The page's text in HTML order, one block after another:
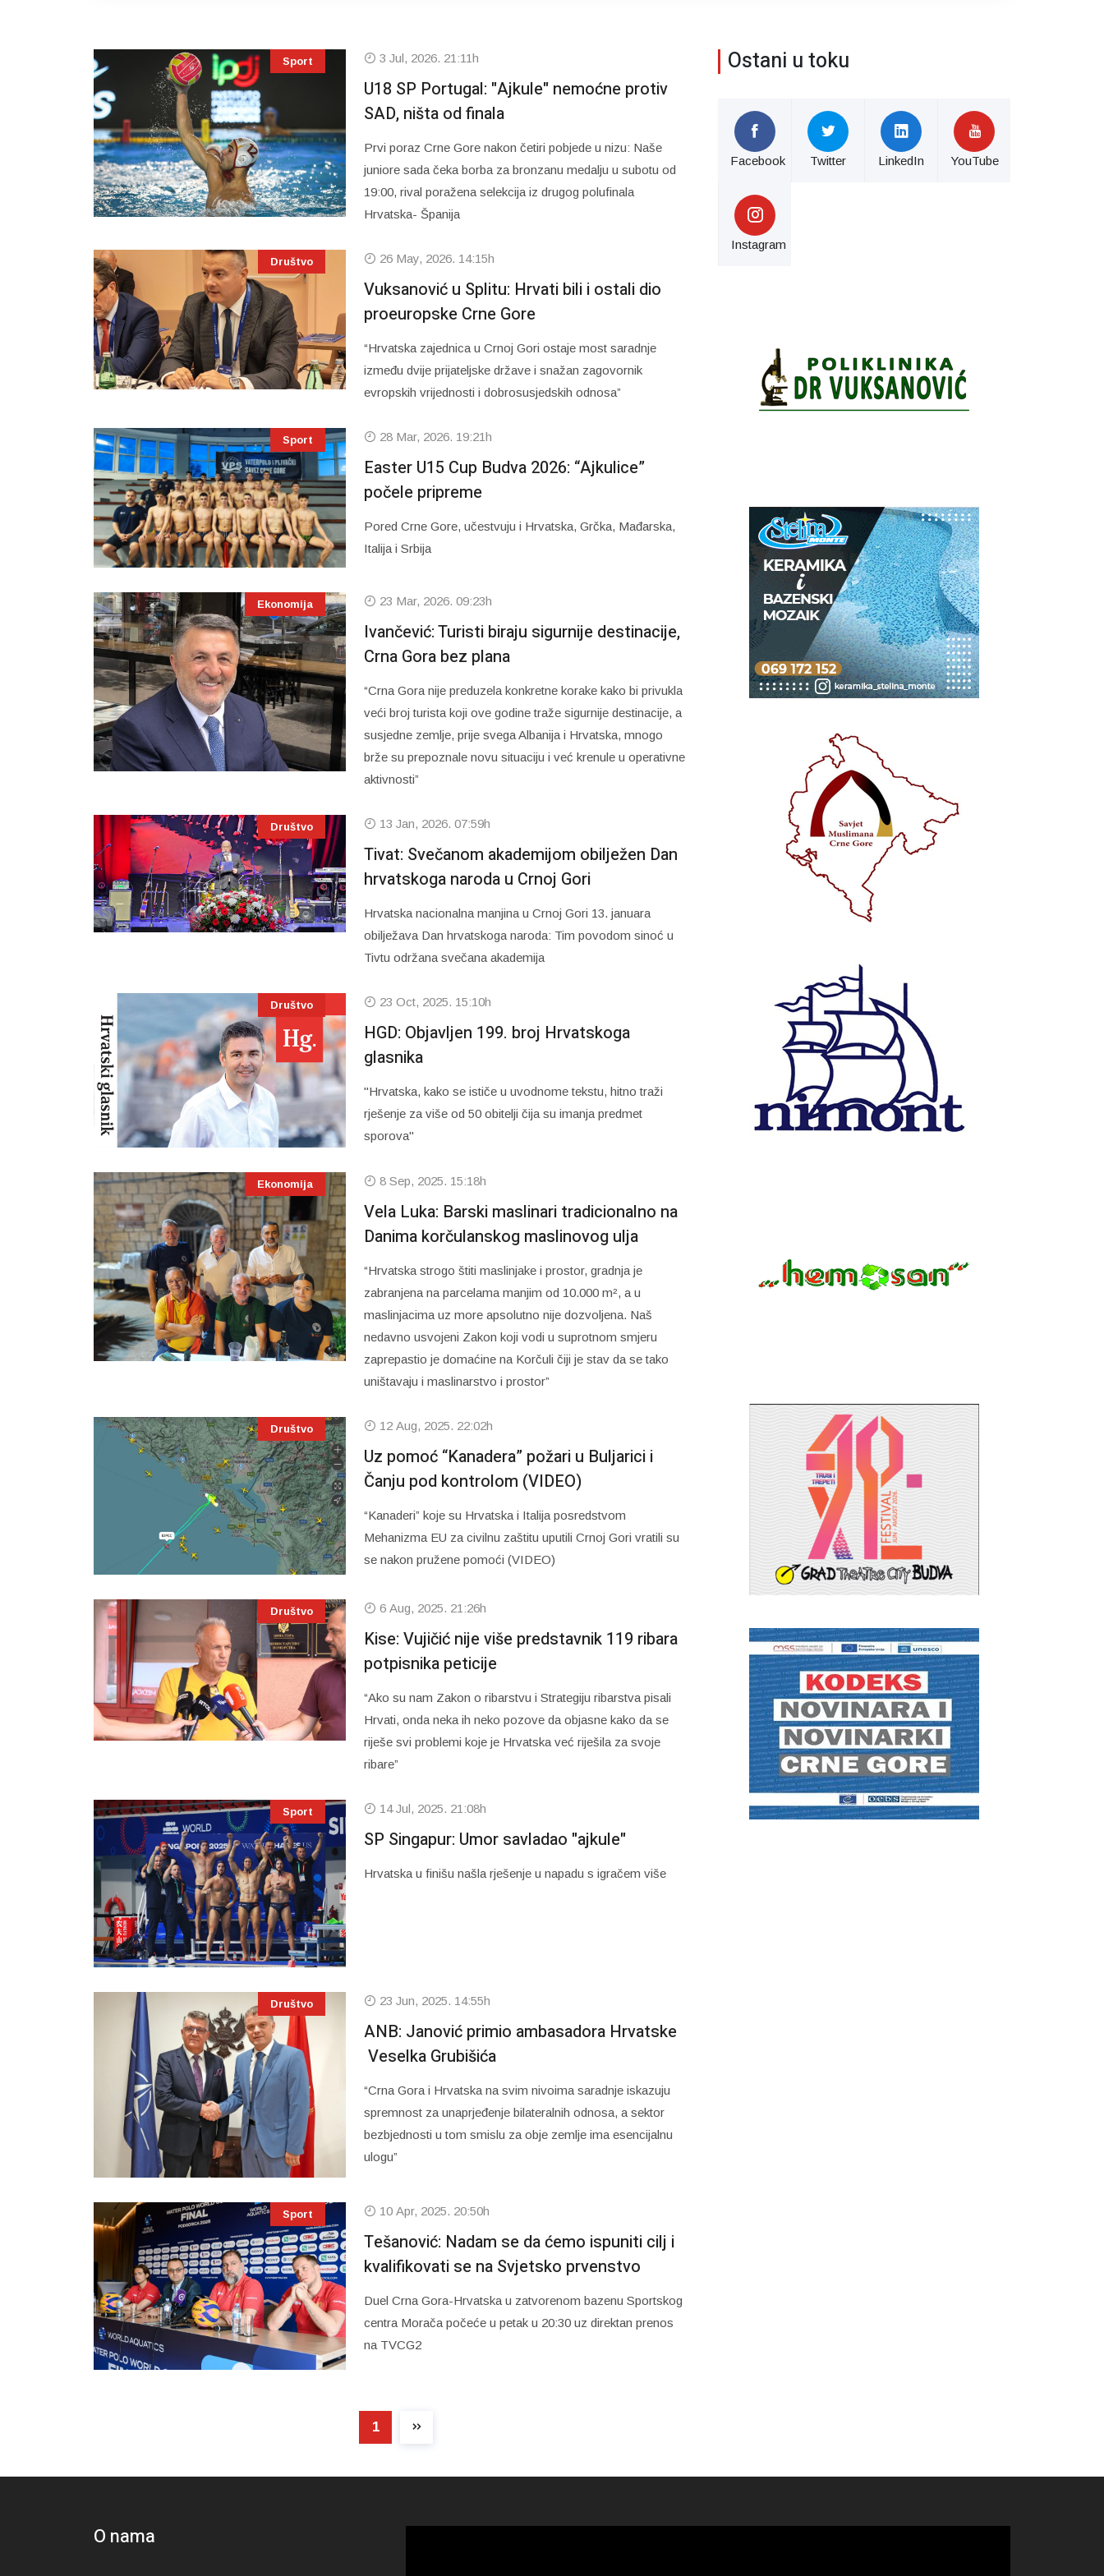
Sport 3 Jul, 2026. 21:11h
U18 SP Portugal: "Ajkule" nemoćne protiv
SAD, ništa od finala
Prvi poraz Crne Gore nakon četiri pobjede u nizu: Naše
juniore sada čeka borba za bronzanu medalju u subotu od
19:00, rival poražena selekcija iz drugog polufinala
Hrvatska- Španija
Društvo 26 May, 2026. 14:15h
Vuksanović u Splitu: Hrvati bili i ostali dio
proeuropske Crne Gore
“Hrvatska zajednica u Crnoj Gori ostaje most saradnje
između dvije prijateljske države i snažan zagovornik
evropskih vrijednosti i dobrosusjedskih odnosa”
Sport 28 Mar, 2026. 19:21h
Easter U15 Cup Budva 2026: “Ajkulice”
počele pripreme
Pored Crne Gore, učestvuju i Hrvatska, Grčka, Mađarska,
Italija i Srbija
Ekonomija 23 Mar, 2026. 09:23h
Ivančević: Turisti biraju sigurnije destinacije,
Crna Gora bez plana
“Crna Gora nije preduzela konkretne korake kako bi privukla
veći broj turista koji ove godine traže sigurnije destinacije, a
susjedne zemlje, prije svega Albanija i Hrvatska, mnogo
brže su prepoznale novu situaciju i već krenule u operativne
aktivnosti”
Društvo 13 Jan, 2026. 07:59h
Tivat: Svečanom akademijom obilježen Dan
hrvatskoga naroda u Crnoj Gori
Hrvatska nacionalna manjina u Crnoj Gori 13. januara
obilježava Dan hrvatskoga naroda: Tim povodom sinoć u
Tivtu održana svečana akademija
Društvo 23 Oct, 2025. 15:10h
HGD: Objavljen 199. broj Hrvatskoga
glasnika
"Hrvatska, kako se ističe u uvodnome tekstu, hitno traži
rješenje za više od 50 obitelji čija su imanja predmet
sporova"
Ekonomija 8 Sep, 2025. 15:18h
Vela Luka: Barski maslinari tradicionalno na
Danima korčulanskog maslinovog ulja
“Hrvatska strogo štiti maslinjake i prostor, gradnja je
zabranjena na parcelama manjim od 10.000 m², a u
maslinjacima uz more apsolutno nije dozvoljena. Naš
nedavno usvojeni Zakon koji vodi u suprotnom smjeru
zaprepastio je domaćine na Korčuli čiji je stav da se tako
uništavaju i maslinarstvo i prostor”
Društvo 12 Aug, 2025. 22:02h
Uz pomoć “Kanadera” požari u Buljarici i
Čanju pod kontrolom (VIDEO)
“Kanaderi” koje su Hrvatska i Italija posredstvom
Mehanizma EU za civilnu zaštitu uputili Crnoj Gori vratili su
se nakon pružene pomoći (VIDEO)
Društvo 6 Aug, 2025. 21:26h
Kise: Vujičić nije više predstavnik 119 ribara
potpisnika peticije
“Ako su nam Zakon o ribarstvu i Strategiju ribarstva pisali
Hrvati, onda neka ih neko pozove da objasne kako da se
riješe svi problemi koje je Hrvatska već riješila za svoje
ribare”
Sport 14 Jul, 2025. 21:08h
SP Singapur: Umor savladao "ajkule"
Hrvatska u finišu našla rješenje u napadu s igračem više
Društvo 23 Jun, 2025. 14:55h
ANB: Janović primio ambasadora Hrvatske
Veselka Grubišića
“Crna Gora i Hrvatska na svim nivoima saradnje iskazuju
spremnost za unaprjeđenje bilateralnih odnosa, a sektor
bezbjednosti u tom smislu za obje zemlje ima esencijalnu
ulogu”
Sport 10 Apr, 2025. 20:50h
Tešanović: Nadam se da ćemo ispuniti cilj i
kvalifikovati se na Svjetsko prvenstvo
Duel Crna Gora-Hrvatska u zatvorenom bazenu Sportskog
centra Morača počeće u petak u 20:30 uz direktan prenos
na TVCG2
1
Ostani u toku
Facebook Twitter LinkedIn YouTube
Instagram
O nama